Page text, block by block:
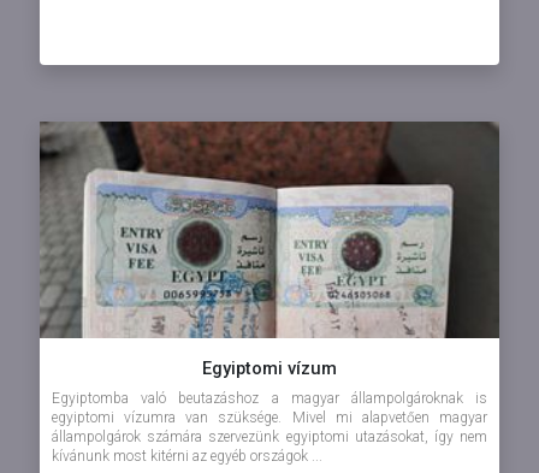
Egyiptomi vízum
Egyiptomba való beutazáshoz a magyar állampolgároknak is
egyiptomi vízumra van szüksége. Mivel mi alapvetően magyar
állampolgárok számára szervezünk egyiptomi utazásokat, így nem
kívánunk most kitérni az egyéb országok ...